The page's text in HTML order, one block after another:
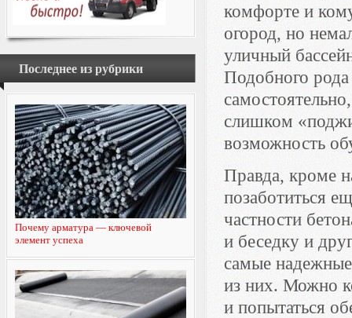
Последнее из рубрики
Почему арматура — ключевой
элемент успеха
комфорте и
огород, но
уличный
Подобного
слишком
возможность
Правда, кроме
позаботиться
частности
и беседку и
самые
из них. Можно
и попытаться